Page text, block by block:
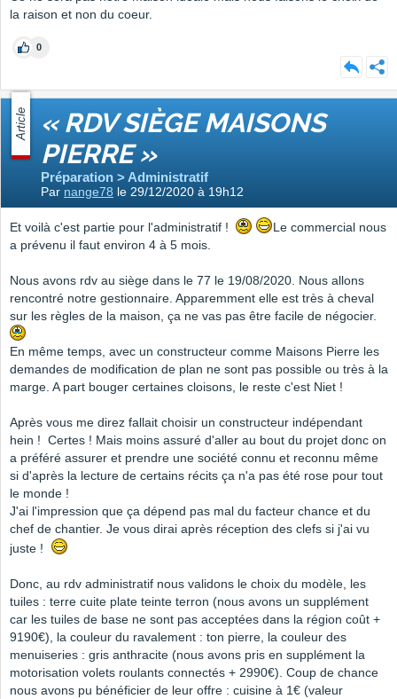
la raison et non du coeur.
0
Article « RDV SIÈGE MAISONS
PIERRE »
Préparation > Administratif
Par nange78 le 29/12/2020 à 19h12
Et voilà c'est partie pour l'administratif !
Le commercial nous
a prévenu il faut environ 4 à 5 mois.
Nous avons rdv au siège dans le 77 le 19/08/2020. Nous allons
rencontré notre gestionnaire. Apparemment elle est très à cheval
sur les règles de la maison, ça ne vas pas être facile de négocier.
En même temps, avec un constructeur comme Maisons Pierre les
demandes de modification de plan ne sont pas possible ou très à la
marge. A part bouger certaines cloisons, le reste c'est Niet !
Après vous me direz fallait choisir un constructeur indépendant
hein ! Certes ! Mais moins assuré d'aller au bout du projet donc on
a préféré assurer et prendre une société connu et reconnu même
si d'après la lecture de certains récits ça n'a pas été rose pour tout
le monde !
J'ai l'impression que ça dépend pas mal du facteur chance et du
chef de chantier. Je vous dirai après réception des clefs si j'ai vu
juste !
Donc, au rdv administratif nous validons le choix du modèle, les
tuiles : terre cuite plate teinte terron (nous avons un supplément
car les tuiles de base ne sont pas acceptées dans la région coût +
9190€), la couleur du ravalement : ton pierre, la couleur des
menuiseries : gris anthracite (nous avons pris en supplément la
motorisation volets roulants connectés + 2990€). Coup de chance
nous avons pu bénéficier de leur offre : cuisine à 1€ (valeur